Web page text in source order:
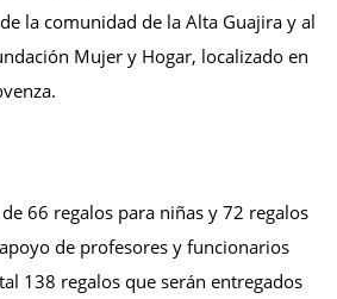
la comunidad de la Alta Guajira y al
Mujer y Hogar, localizado en
66 regalos para niñas y 72 regalos
de profesores y funcionarios
138 regalos que serán entregados